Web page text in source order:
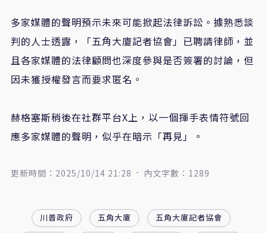
多家媒體的聲明預示未來可能掀起法律訴訟。據熟悉談
判的人士透露，「五角大廈記者協會」已聘請律師，並
且各家媒體的法律顧問也深度參與是否簽署的討論，但
因未獲授權發言而要求匿名。
赫格塞斯稍後在社群平台X上，以一個揮手表情符號回
應多家媒體的聲明，似乎在暗示「再見」。
更新時間：2025/10/14 21:28 內文字數：1289
川普政府 五角大廈
五角大廈記者協會